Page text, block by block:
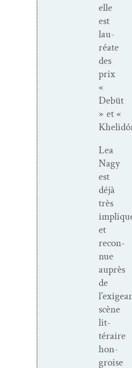
elle
est
lau­
réate
des
prix
«
Debüt
» et «
Lea
Nagy
est
déjà
très
et
recon­
nue
auprès
de
scène
lit­
téraire
hon­
groise